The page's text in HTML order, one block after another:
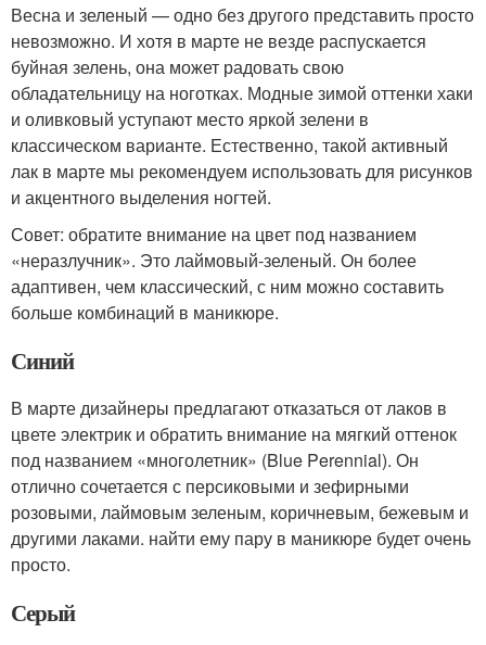
Весна и зеленый — одно без другого представить просто
невозможно. И хотя в марте не везде распускается
буйная зелень, она может радовать свою
обладательницу на ноготках. Модные зимой оттенки хаки
и оливковый уступают место яркой зелени в
классическом варианте. Естественно, такой активный
лак в марте мы рекомендуем использовать для рисунков
и акцентного выделения ногтей.
Совет: обратите внимание на цвет под названием
«неразлучник». Это лаймовый-зеленый. Он более
адаптивен, чем классический, с ним можно составить
больше комбинаций в маникюре.
Синий
В марте дизайнеры предлагают отказаться от лаков в
цвете электрик и обратить внимание на мягкий оттенок
под названием «многолетник» (Blue Perennial). Он
отлично сочетается с персиковыми и зефирными
розовыми, лаймовым зеленым, коричневым, бежевым и
другими лаками. найти ему пару в маникюре будет очень
просто.
Серый